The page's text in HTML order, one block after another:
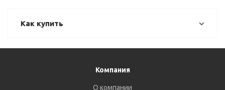
Как купить
Компания
О компании